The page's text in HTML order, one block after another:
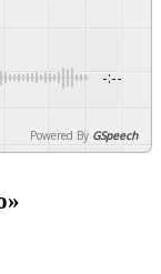
-:--
Powered By GSpeech